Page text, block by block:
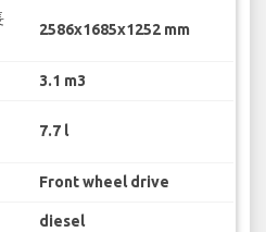
2586x1685x1252 mm
3.1 m3
7.7 l
Front wheel drive
diesel